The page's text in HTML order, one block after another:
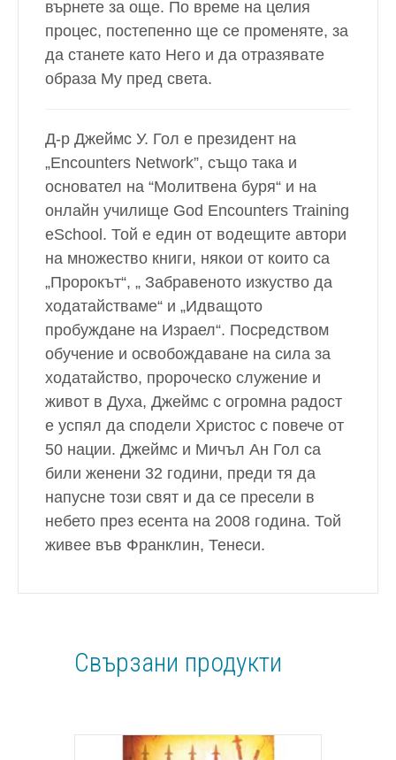
върнете за още. По време на целия
процес, постепенно ще се променяте, за
да станете като Него и да отразявате
образа Му пред света.
Д-р Джеймс У. Гол е президент на
„Encounters Network”, също така и
основател на “Молитвена буря“ и на
онлайн училище God Encounters Training
eSchool. Той е един от водещите автори
на множество книги, някои от които са
„Пророкът“, „ Забравеното изкуство да
ходатайстваме“ и „Идващото
пробуждане на Израел“. Посредством
обучение и освобождаване на сила за
ходатайство, пророческо служение и
живот в Духа, Джеймс с огромна радост
е успял да сподели Христос с повече от
50 нации. Джеймс и Мичъл Ан Гол са
били женени 32 години, преди тя да
напусне този свят и да се пресели в
небето през есента на 2008 година. Той
живее във Франклин, Тенеси.
Свързани продукти